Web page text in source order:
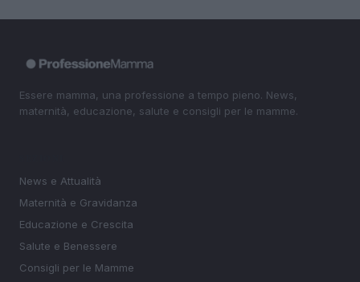
Essere mamma, una professione a tempo pieno. News,
maternità, educazione, salute e consigli per le mamme.
News e Attualità
Maternità e Gravidanza
Educazione e Crescita
Salute e Benessere
Consigli per le Mamme